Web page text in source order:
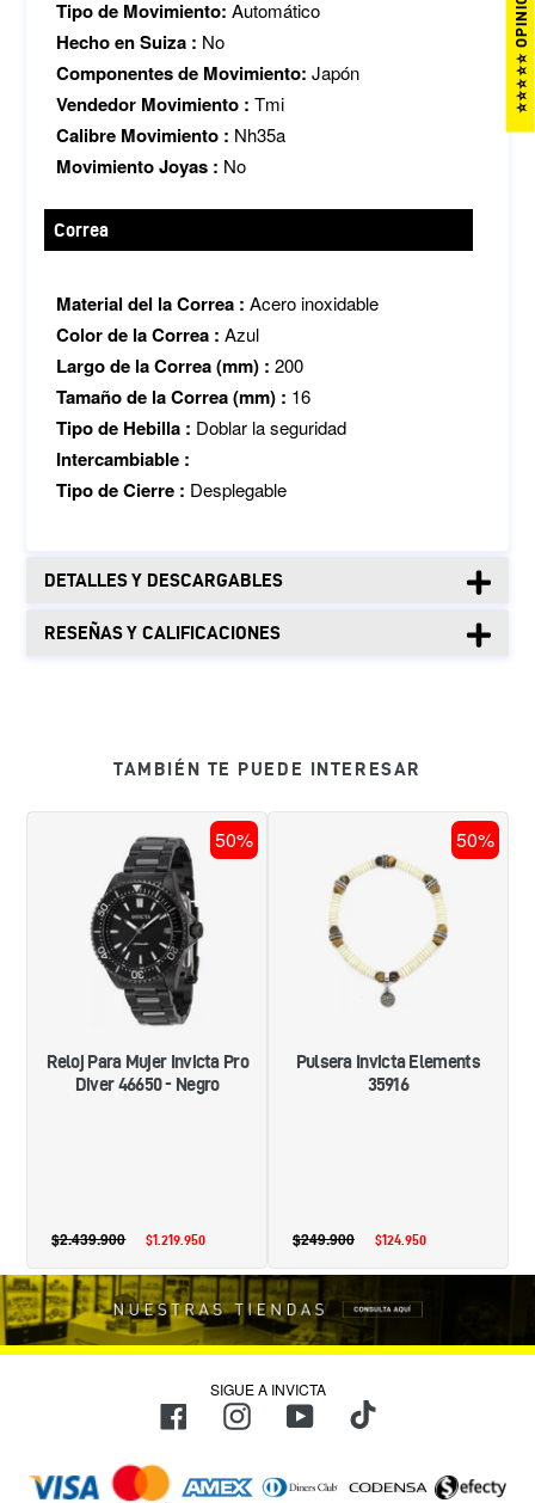
Tipo de Movimiento:Automático
Hecho en Suiza : No
Componentes de Movimiento:Japón
Vendedor Movimiento :Tmi
Calibre Movimiento : Nh35a
Movimiento Joyas : No
Correa
Material del la Correa :Acero inoxidable
Color de la Correa :Azul
Largo de la Correa (mm) :200
Tamaño de la Correa (mm) : 16
Tipo de Hebilla : Doblar la seguridad
Intercambiable :
Tipo de Cierre : Desplegable
DETALLES Y DESCARGABLES
RESEÑAS Y CALIFICACIONES
TAMBIÉN TE PUEDE INTERESAR
PARA
MUJER
INVICTA
PRO
DIVER
46650
-
NEGRO
50%
Reloj Para Mujer Invicta Pro
Diver 46650 - Negro
Precio
oferta
$1.219.950
Precio
$2.439.900
PULSERA
ELEMENTS
35916
50%
Pulsera Invicta Elements
35916
Precio
$124.950
Precio
$249.900
SIGUE A INVICTA
FacebookInstagramYouTubeTikTok
de
⭐⭐⭐⭐⭐ OPINIONES